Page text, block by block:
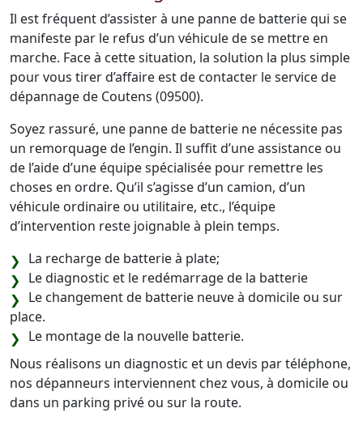
Il est fréquent d’assister à une panne de batterie qui se
manifeste par le refus d’un véhicule de se mettre en
marche. Face à cette situation, la solution la plus simple
pour vous tirer d’affaire est de contacter le service de
dépannage de Coutens (09500).
Soyez rassuré, une panne de batterie ne nécessite pas
un remorquage de l’engin. Il suffit d’une assistance ou
de l’aide d’une équipe spécialisée pour remettre les
choses en ordre. Qu’il s’agisse d’un camion, d’un
véhicule ordinaire ou utilitaire, etc., l’équipe
d’intervention reste joignable à plein temps.
La recharge de batterie à plate;
Le diagnostic et le redémarrage de la batterie
Le changement de batterie neuve à domicile ou sur
place.
Le montage de la nouvelle batterie.
Nous réalisons un diagnostic et un devis par téléphone,
nos dépanneurs interviennent chez vous, à domicile ou
dans un parking privé ou sur la route.